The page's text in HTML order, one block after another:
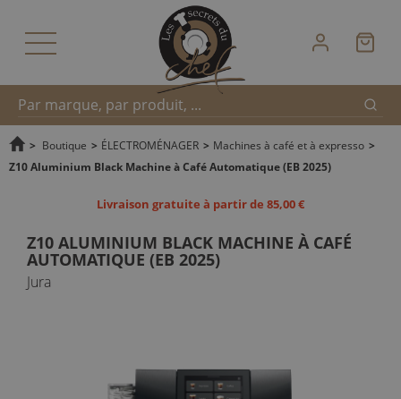
Recherche
> Boutique > ÉLECTROMÉNAGER > Machines à café et à expresso >
Z10 Aluminium Black Machine à Café Automatique (EB 2025)
Livraison gratuite à partir de 85,00 €
Z10 ALUMINIUM BLACK MACHINE À CAFÉ
AUTOMATIQUE (EB 2025)
Jura